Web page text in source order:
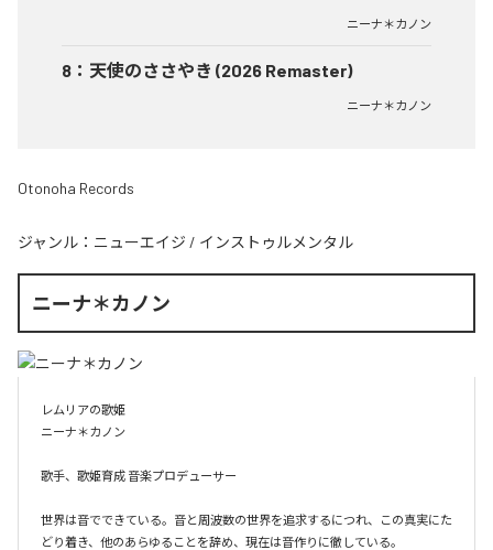
ニーナ＊カノン
8 ： 天使のささやき (2026 Remaster)
ニーナ＊カノン
Otonoha Records
ジャンル： ニューエイジ / インストゥルメンタル
ニーナ＊カノン
レムリアの歌姫
ニーナ＊カノン
歌手、歌姫育成 音楽プロデューサー
世界は音でできている。音と周波数の世界を追求するにつれ、この真実にた
どり着き、他のあらゆることを辞め、現在は音作りに徹している。